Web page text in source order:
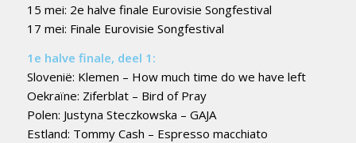
15 mei: 2e halve finale Eurovisie Songfestival
17 mei: Finale Eurovisie Songfestival
1e halve finale, deel 1:
Slovenië: Klemen – How much time do we have left
Oekraïne: Ziferblat – Bird of Pray
Polen: Justyna Steczkowska – GAJA
Estland: Tommy Cash – Espresso macchiato